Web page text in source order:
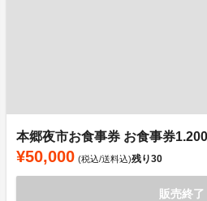
本郷夜市お食事券 お食事券
¥50,000 (税込/送料込)残り30
販売終了